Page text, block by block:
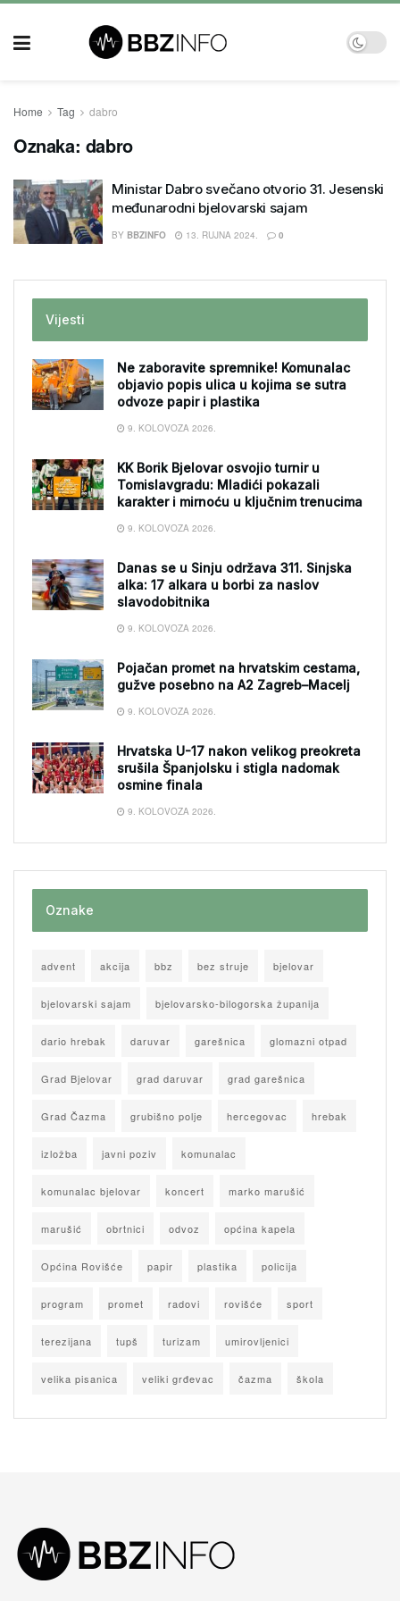
Home Tag dabro
Oznaka: dabro
Ministar Dabro svečano otvorio 31. Jesenski
međunarodni bjelovarski sajam
BY BBZINFO 13. RUJNA 2024. 0
Vijesti
Ne zaboravite spremnike! Komunalac
objavio popis ulica u kojima se sutra
odvoze papir i plastika
9. KOLOVOZA 2026.
KK Borik Bjelovar osvojio turnir u
Tomislavgradu: Mladići pokazali
karakter i mirnoću u ključnim trenucima
9. KOLOVOZA 2026.
Danas se u Sinju održava 311. Sinjska
alka: 17 alkara u borbi za naslov
slavodobitnika
9. KOLOVOZA 2026.
Pojačan promet na hrvatskim cestama,
gužve posebno na A2 Zagreb–Macelj
9. KOLOVOZA 2026.
Hrvatska U-17 nakon velikog preokreta
srušila Španjolsku i stigla nadomak
osmine finala
9. KOLOVOZA 2026.
Oznake
advent akcija bbz bez struje bjelovar
bjelovarski sajam bjelovarsko-bilogorska županija
dario hrebak daruvar garešnica glomazni otpad
Grad Bjelovar grad daruvar grad garešnica
Grad Čazma grubišno polje hercegovac hrebak
izložba javni poziv komunalac
komunalac bjelovar koncert marko marušić
marušić obrtnici odvoz općina kapela
Općina Rovišće papir plastika policija
program promet radovi rovišće sport
terezijana tupš turizam umirovljenici
velika pisanica veliki grđevac čazma škola